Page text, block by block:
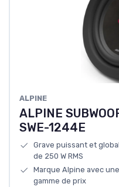
ALPINE
ALPINE
SWE-1244E
Grave puissant et
de 250 W RMS
Marque Alpine avec
gamme de prix